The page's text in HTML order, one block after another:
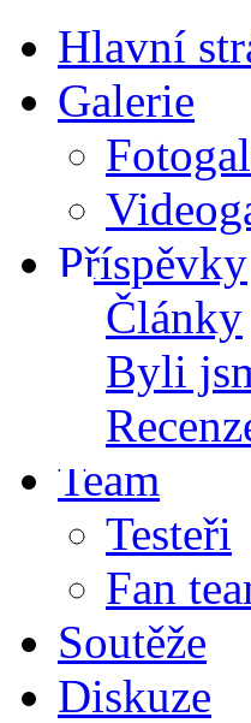
Hlavní
Galerie
Příspěvky
Články
Byli
Team
Testeři
Fan
Soutěže
Diskuze